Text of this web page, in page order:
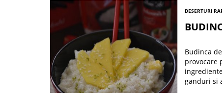
DESERTURI
Budinca
provocare
ganduri si